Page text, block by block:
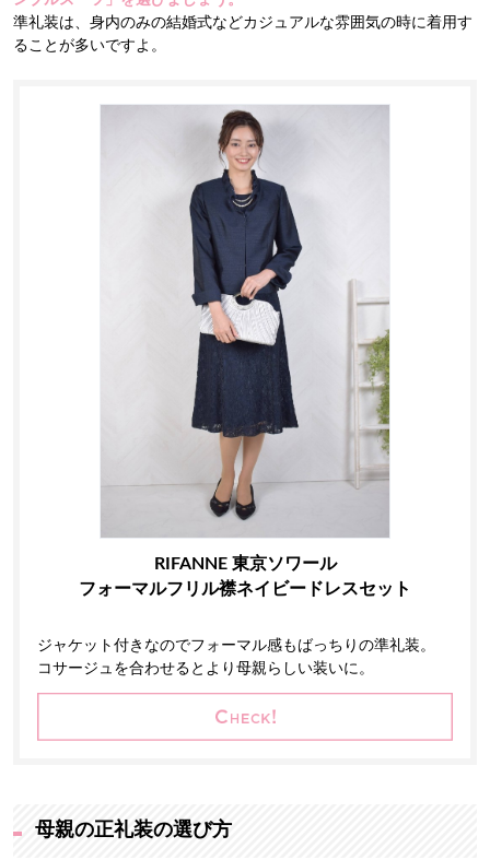
準礼装は、身内のみの結婚式などカジュアルな雰囲気の時に着用す
ることが多いですよ。
RIFANNE 東京ソワール
フォーマルフリル襟ネイビードレスセット
ジャケット付きなのでフォーマル感もばっちりの準礼装。
コサージュを合わせるとより母親らしい装いに。
母親の正礼装の選び方